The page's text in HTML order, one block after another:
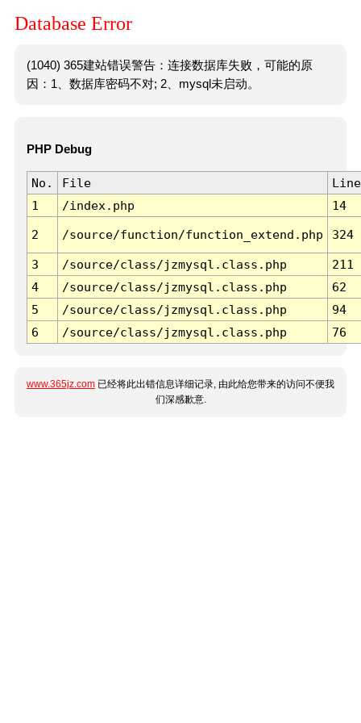
Database Error
(1040) 365建站错误警告：连接数据库失败，可能的原
因：1、数据库密码不对; 2、mysql未启动。
PHP Debug
No. File
Line
1
/index.php 14
2 /source/function/function_extend.php 324
3 /source/class/jzmysql.class.php
211
4
/source/class/jzmysql.class.php
62
5
/source/class/jzmysql.class.php
94
6
/source/class/jzmysql.class.php 76
www.365jz.com 已经将此出错信息详细记录, 由此给您带来的访问不便我
们深感歉意.